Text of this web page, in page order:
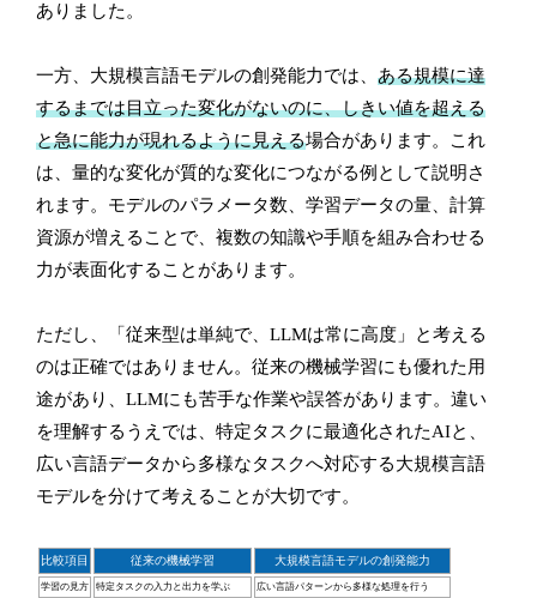
ありました。
一方、大規模言語モデルの創発能力では、ある規模に達
するまでは目立った変化がないのに、しきい値を超える
と急に能力が現れるように見える場合があります。これ
は、量的な変化が質的な変化につながる例として説明さ
れます。モデルのパラメータ数、学習データの量、計算
資源が増えることで、複数の知識や手順を組み合わせる
力が表面化することがあります。
ただし、「従来型は単純で、LLMは常に高度」と考える
のは正確ではありません。従来の機械学習にも優れた用
途があり、LLMにも苦手な作業や誤答があります。違い
を理解するうえでは、特定タスクに最適化されたAIと、
広い言語データから多様なタスクへ対応する大規模言語
モデルを分けて考えることが大切です。
比較項目 従来の機械学習 大規模言語モデルの創発能力
学習の見方 特定タスクの入力と出力を学ぶ 広い言語パターンから多様な処理を行う